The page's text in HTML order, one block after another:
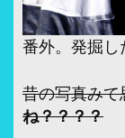
番外。発掘し
昔の写真み
ね？？？？